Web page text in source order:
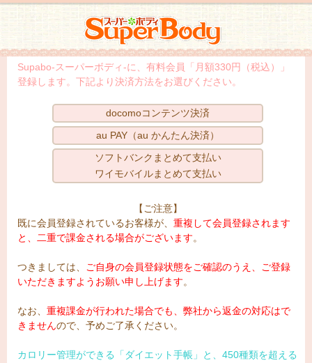
スーパーボディ
Supabo-スーパーボディ-に、有料会員「月額330円（税込）」
登録します。下記より決済方法をお選びください。
docomoコンテンツ決済
au PAY（au かんたん決済）
ソフトバンクまとめて支払い
ワイモバイルまとめて支払い
【ご注意】
既に会員登録されているお客様が、 重複して会員登録されます
と、二重で課金される場合がございます。
つきましては、
ご自身の会員登録状態をご確認のうえ、ご登録
いただきますようお願い申し上げます。
なお、 重複課金が行われた場合でも、弊社から返金の対応はで
きませんので、予めご了承ください。
カロリー管理ができる「ダイエット手帳」と、450種類を超える